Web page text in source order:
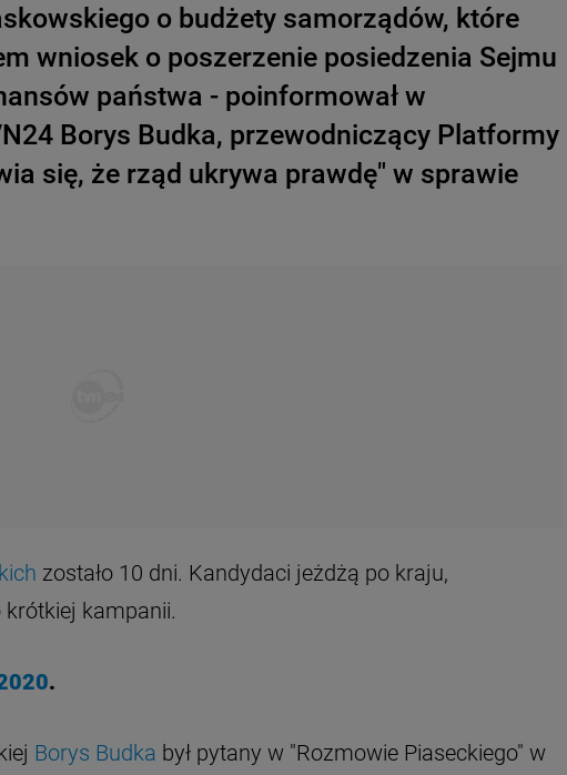
o budżety samorządów, które
wniosek o poszerzenie posiedzenia Sejmu
państwa - poinformował w
Borys Budka, przewodniczący Platformy
się, że rząd ukrywa prawdę" w sprawie
zostało 10 dni. Kandydaci jeżdżą po kraju,
kampanii.
.
Borys Budka był pytany w "Rozmowie Piaseckiego" w